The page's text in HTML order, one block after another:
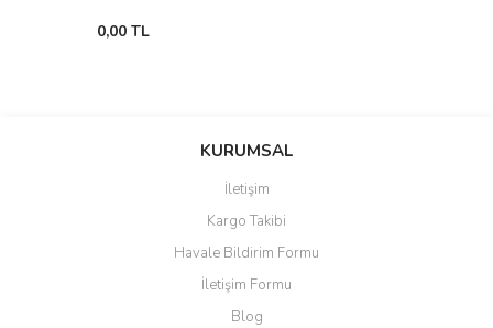
0,00 TL
KURUMSAL
İletişim
Kargo Takibi
Havale Bildirim Formu
İletişim Formu
Blog